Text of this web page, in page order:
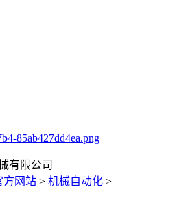
方网站 > 机械自动化 >